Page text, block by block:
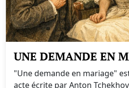
UNE DEMANDE EN
"Une demande en mariage"
acte écrite par Anton